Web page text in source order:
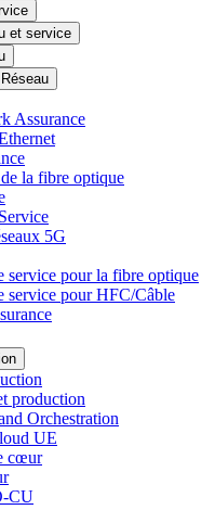
et service
Assurance
la fibre optique
5G
service pour la fibre optique
service pour HFC/Câble
production
Orchestration
UE
cœur
CU